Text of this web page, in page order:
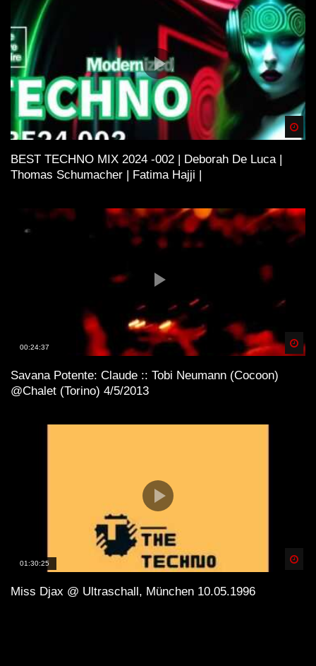
BEST TECHNO MIX 2024 -002 | Deborah De Luca |
Thomas Schumacher | Fatima Hajji |
00:24:37
Savana Potente: Claude :: Tobi Neumann (Cocoon)
@Chalet (Torino) 4/5/2013
01:30:25
Miss Djax @ Ultraschall, München 10.05.1996